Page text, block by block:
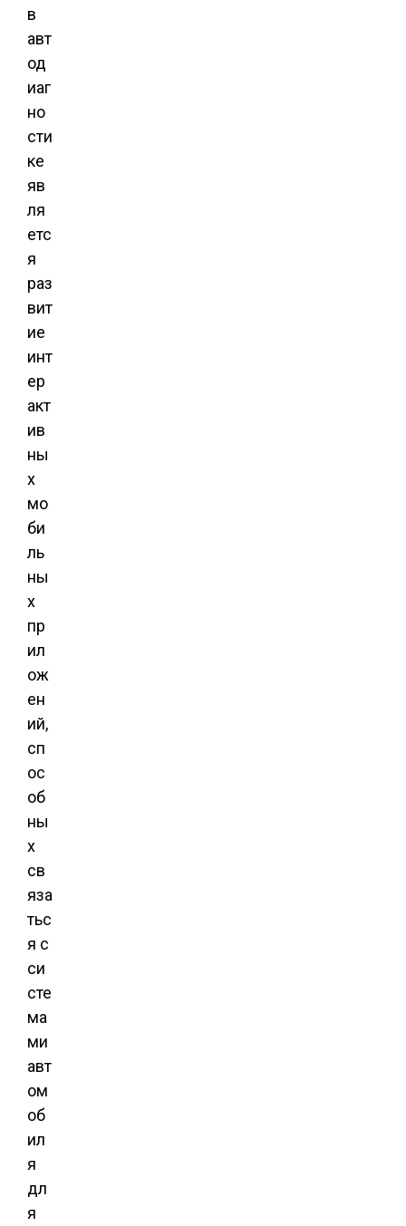
в
авт
од
иаг
но
сти
ке
яв
ля
етс
я
раз
вит
ие
инт
ер
акт
ив
ны
х
мо
би
ль
ны
х
пр
ил
ож
ен
ий,
сп
ос
об
ны
х
св
яза
тьс
я с
си
сте
ма
ми
авт
ом
об
ил
я
дл
я